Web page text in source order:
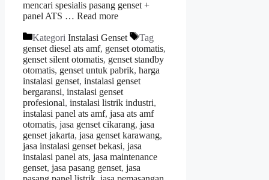
mencari spesialis pasang genset +
panel ATS … Read more
Kategori Instalasi Genset
Tag
genset diesel ats amf, genset otomatis,
genset silent otomatis, genset standby
otomatis, genset untuk pabrik, harga
instalasi genset, instalasi genset
bergaransi, instalasi genset
profesional, instalasi listrik industri,
instalasi panel ats amf, jasa ats amf
otomatis, jasa genset cikarang, jasa
genset jakarta, jasa genset karawang,
jasa instalasi genset bekasi, jasa
instalasi panel ats, jasa maintenance
genset, jasa pasang genset, jasa